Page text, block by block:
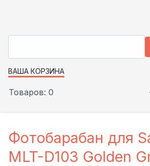
ВАША КОРЗИНА
Товаров: 0
Фотобарабан для
MLT-D103 Golden